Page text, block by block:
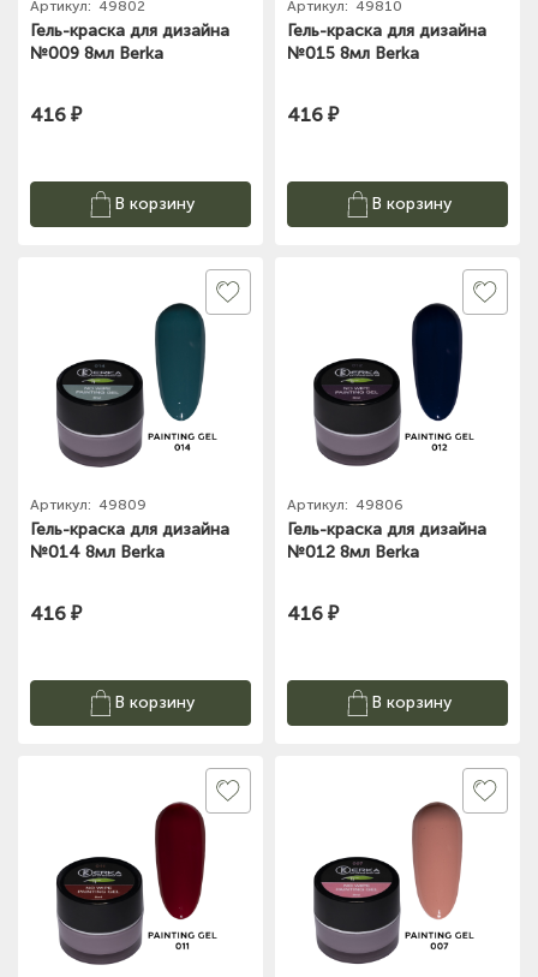
Артикул: 49802
Гель-краска для дизайна
№009 8мл Berka
416 ₽
В корзину
Артикул: 49810
Гель-краска для дизайна
№015 8мл Berka
416 ₽
В корзину
Артикул: 49809
Гель-краска для дизайна
№014 8мл Berka
416 ₽
В корзину
Артикул: 49806
Гель-краска для дизайна
№012 8мл Berka
416 ₽
В корзину